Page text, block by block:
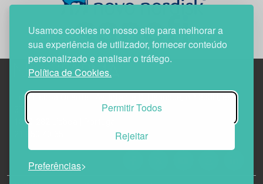
Usamos cookies no nosso site para melhorar a
sua experiência de utilizador, fornecer conteúdo
personalizado e analisar o tráfego.
Política de Cookies.
Permitir Todos
Rejeitar
Preferências
Edif. Lisboa Oriente | Av. Infante D. Henrique, n.º 333H, esc.
1800-282 Lisboa | Portugal